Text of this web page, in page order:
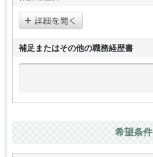
補足またはその他の職務経歴書
希望条件